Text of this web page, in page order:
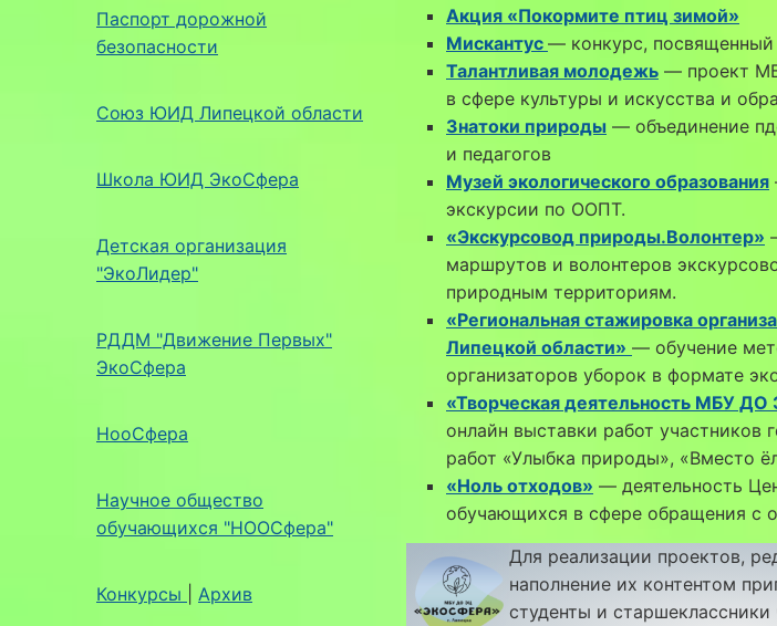
Паспорт дорожной
безопасности
Союз ЮИД Липецкой области
Школа ЮИД ЭкоСфера
Детская организация
"ЭкоЛидер"
РДДМ "Движение Первых"
ЭкоСфера
НооСфера
Научное общество
обучающихся "НООСфера"
Конкурсы Архив
Акция «Покормите птиц зимой»
Мискантус — конкурс,
Талантливая молодежь — проект
в сфере культуры и искусства и
Знатоки природы — объединение
и педагогов
Музей экологического образования
экскурсии по ООПТ.
«Экскурсовод природы.Волонтер»
маршрутов и волонтеров
природным территориям.
«Региональная стажировка
Липецкой области» — обучение
организаторов уборок в формате
«Творческая деятельность МБУ
онлайн выставки работ участников
работ «Улыбка природы», «Вместо
«Ноль отходов» — деятельность
обучающихся в сфере обращения с
Для реализации проектов,
наполнение их контентом
студенты и старшеклассники